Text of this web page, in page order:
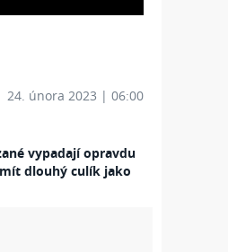
24. února 2023 | 06:00
vypadají opravdu
dlouhý culík jako